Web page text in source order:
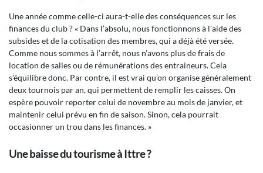
Une année comme celle-ci aura-t-elle des conséquences sur les
finances du club ? « Dans l’absolu, nous fonctionnons à l’aide des
subsides et de la cotisation des membres, qui a déjà été versée.
Comme nous sommes à l’arrêt, nous n’avons plus de frais de
location de salles ou de rémunérations des entraineurs. Cela
s’équilibre donc. Par contre, il est vrai qu’on organise généralement
deux tournois par an, qui permettent de remplir les caisses. On
espère pouvoir reporter celui de novembre au mois de janvier, et
maintenir celui prévu en fin de saison. Sinon, cela pourrait
occasionner un trou dans les finances. »
Une baisse du tourisme à Ittre ?